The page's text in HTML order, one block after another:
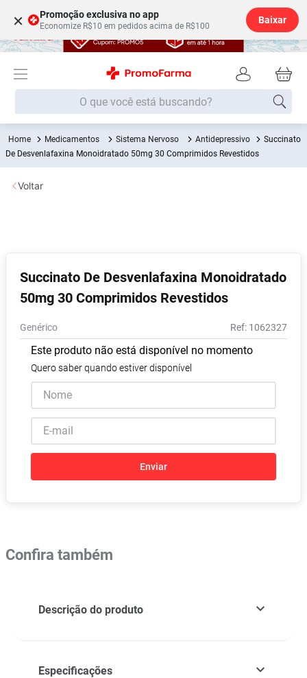
× Promoção exclusiva no app
Economize R$10 em pedidos acima de R$100
Baixar
O que você está buscando?
Medicamentos Sistema Nervoso Antidepressivo
Succinato
De Desvenlafaxina Monoidratado 50mg 30 Comprimidos Revestidos
Succinato De Desvenlafaxina Monoidratado
50mg 30 Comprimidos Revestidos
Genérico : 1062327
Este produto não está disponível no momento
Quero saber quando estiver disponível
Enviar
Voltar
Confira também
Descrição do produto
Especificações
Termos mais buscados
1º Fralda
2
6º Shampoo
7º Desodorante
8º
9º Vitamina D
10º Lavitan